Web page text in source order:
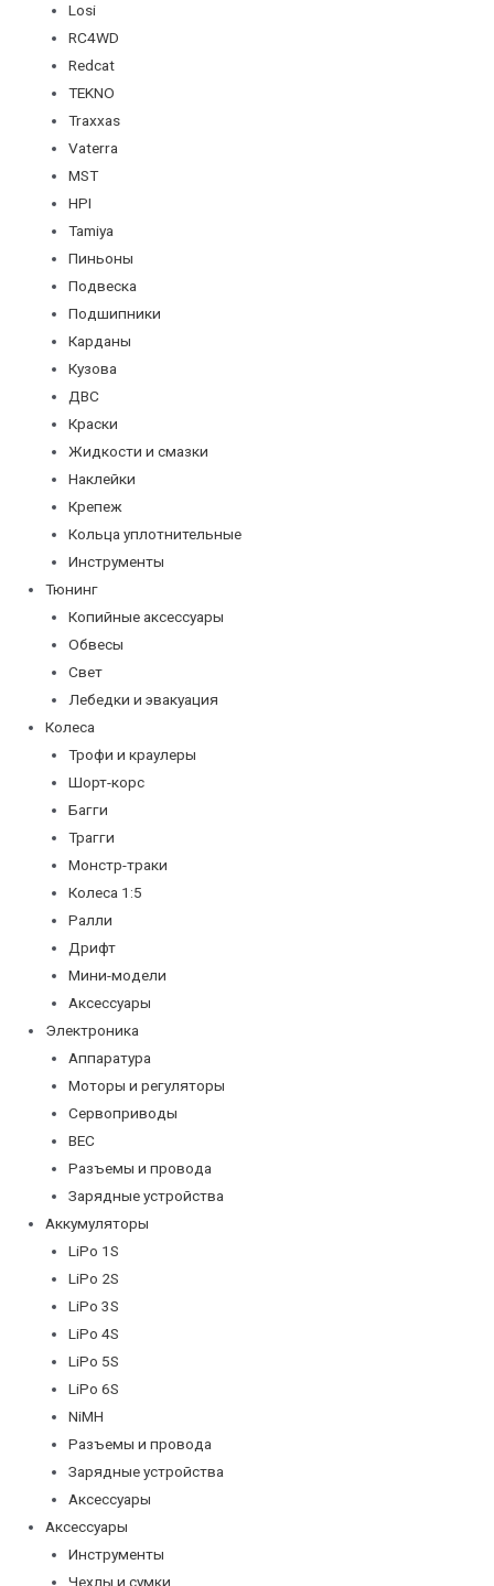
Losi
RC4WD
Redcat
TEKNO
Traxxas
Vaterra
MST
HPI
Tamiya
Пиньоны
Подвеска
Подшипники
Карданы
Кузова
ДВС
Краски
Жидкости и смазки
Наклейки
Крепеж
Кольца уплотнительные
Инструменты
Тюнинг
Копийные аксессуары
Обвесы
Свет
Лебедки и эвакуация
Колеса
Трофи и краулеры
Шорт-корс
Багги
Трагги
Монстр-траки
Колеса 1:5
Ралли
Дрифт
Мини-модели
Аксессуары
Электроника
Аппаратура
Моторы и регуляторы
Сервоприводы
BEC
Разъемы и провода
Зарядные устройства
Аккумуляторы
LiPo 1S
LiPo 2S
LiPo 3S
LiPo 4S
LiPo 5S
LiPo 6S
NiMH
Разъемы и провода
Зарядные устройства
Аксессуары
Аксессуары
Инструменты
Чехлы и сумки